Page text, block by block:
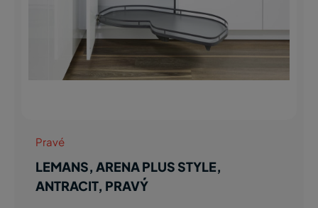
Pravé
LEMANS, ARENA PLUS STYLE,
ANTRACIT, PRAVÝ